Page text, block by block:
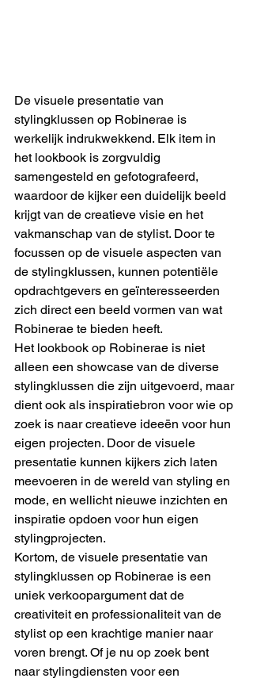
De visuele presentatie van
stylingklussen op Robinerae is
werkelijk indrukwekkend. Elk item in
het lookbook is zorgvuldig
samengesteld en gefotografeerd,
waardoor de kijker een duidelijk beeld
krijgt van de creatieve visie en het
vakmanschap van de stylist. Door te
focussen op de visuele aspecten van
de stylingklussen, kunnen potentiële
opdrachtgevers en geïnteresseerden
zich direct een beeld vormen van wat
Robinerae te bieden heeft.
Het lookbook op Robinerae is niet
alleen een showcase van de diverse
stylingklussen die zijn uitgevoerd, maar
dient ook als inspiratiebron voor wie op
zoek is naar creatieve ideeën voor hun
eigen projecten. Door de visuele
presentatie kunnen kijkers zich laten
meevoeren in de wereld van styling en
mode, en wellicht nieuwe inzichten en
inspiratie opdoen voor hun eigen
stylingprojecten.
Kortom, de visuele presentatie van
stylingklussen op Robinerae is een
uniek verkoopargument dat de
creativiteit en professionaliteit van de
stylist op een krachtige manier naar
voren brengt. Of je nu op zoek bent
naar stylingdiensten voor een